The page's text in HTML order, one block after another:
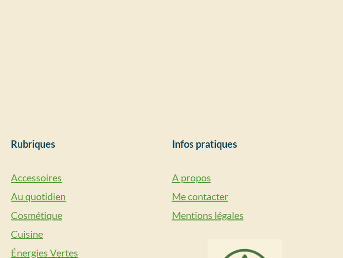
Rubriques
Accessoires
Au quotidien
Cosmétique
Cuisine
Énergies Vertes
Infos pratiques
A propos
Me contacter
Mentions légales